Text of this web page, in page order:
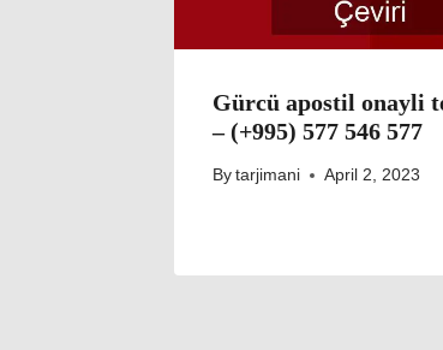
Gürcü apostil onayli
– (+995) 577 546 577
By tarjimani April 2, 2023